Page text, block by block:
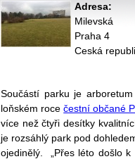
Adresa:
Milevská
Praha 4
Ceská
Součástí parku je
loňském rocečestní občané
více než čtyři desítky
je rozsáhlý park pod
ojedinělý. „Přes léto došlo k